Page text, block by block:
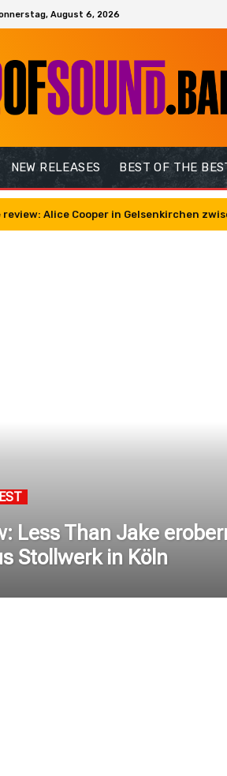
August 6, 2026
NEW RELEASES BEST OF THE
review: Alice Cooper in Gelsenkirchen
Less Than Jake
Stollwerk in Köln